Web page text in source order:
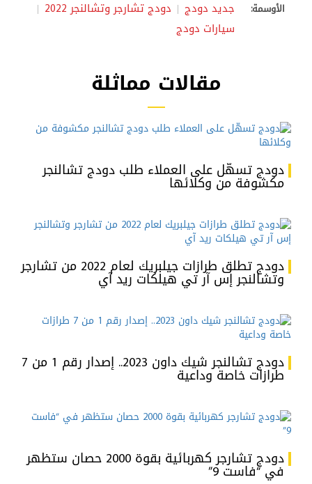
الأوسمة: جديد دودج
دودج تشارجر وتشالنجر 2022
سيارات دودج
مقالات مماثلة
دودج تسهّل على العملاء طلب دودج تشالنجر
مكشوفة من وكلائها
دودج تطلق طرازات جيلبريك لعام 2022 من تشارجر
وتشالنجر إس آر تي هيلكات ريد آي
دودج تشالنجر شيك داون 2023.. إصدار رقم 1 من 7
طرازات خاصة وداعية
دودج تشارجر كهربائية بقوة 2000 حصان ستظهر
في “فاست 9”